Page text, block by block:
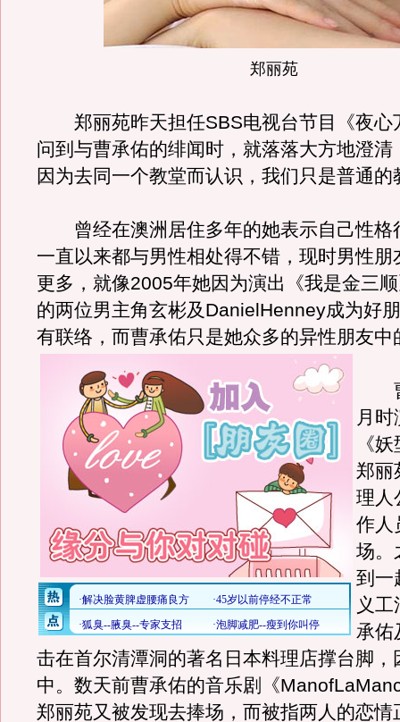
郑丽苑
郑丽苑昨天担任SBS电视台节目《夜心
问到与曹承佑的绯闻时，就落落大方地澄清
因为去同一个教堂而认识，我们只是普通的
曾经在澳洲居住多年的她表示自己性格
一直以来都与男性相处得不错，现时男性朋
更多，就像2005年她因为演出《我是金三
的两位男主角玄彬及DanielHenney成为好
有联络，而曹承佑只是她众多的异性朋友中
曹
月时
《
郑丽
理人
作人
场。
到一
义
承佑
击在首尔清潭洞的著名日本料理店撑台脚，
中。数天前曹承佑的音乐剧《
郑丽苑又被发现去捧场，而被指两人的恋情